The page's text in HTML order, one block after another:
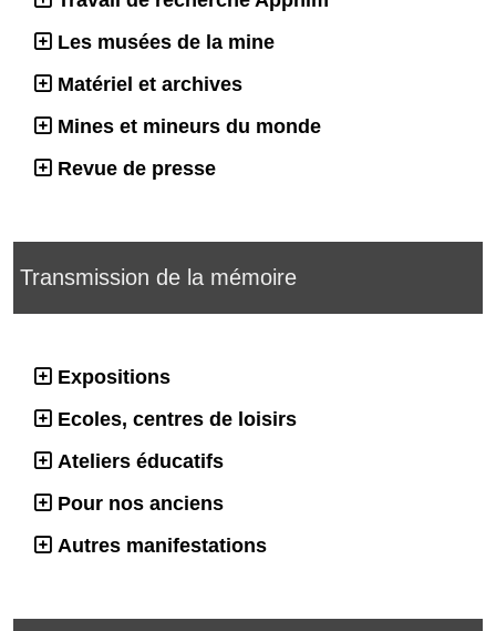
Les musées de la mine
Matériel et archives
Mines et mineurs du monde
Revue de presse
Transmission de la mémoire
Expositions
Ecoles, centres de loisirs
Ateliers éducatifs
Pour nos anciens
Autres manifestations